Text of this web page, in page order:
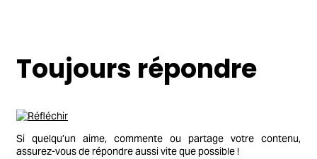
Toujours répondre
Si quelqu’un aime, commente ou partage votre contenu,
assurez-vous de répondre aussi vite que possible !